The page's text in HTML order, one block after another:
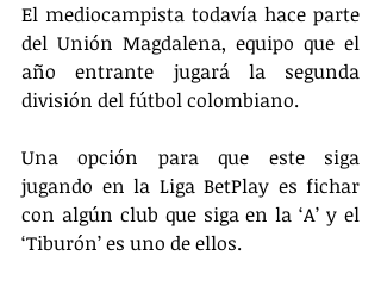
El mediocampista todavía hace parte
del Unión Magdalena, equipo que el
año entrante jugará la segunda
división del fútbol colombiano.
Una opción para que este siga
jugando en la Liga BetPlay es fichar
con algún club que siga en la ‘A’ y el
‘Tiburón’ es uno de ellos.